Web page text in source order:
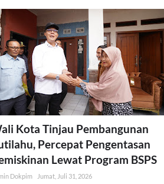
Kota Tinjau Pembangunan
Percepat Pengentasan
Lewat Program BSPS
Dokpim Jumat, Juli 31, 2026